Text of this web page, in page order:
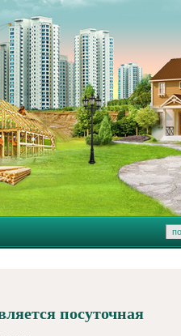
посуточная